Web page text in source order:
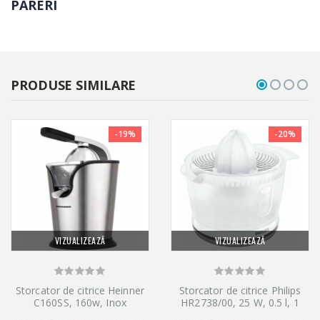
utilizare si rezistenta in fata trecerii timpului, pentru a scoate ce
e mai bun din fructe si legume.
PĂRERI
PRODUSE SIMILARE
VIZUALIZEAZĂ
-19%
Storcator de citrice Heinner
C160SS, 160w, Inox
VIZUALIZEAZĂ
-20%
Storcator de citrice Philips
HR2738/00, 25 W, 0.5 l, 1